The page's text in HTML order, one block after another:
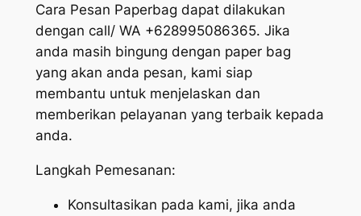
Cara Pesan Paperbag dapat dilakukan
dengan call/ WA +628995086365. Jika
anda masih bingung dengan paper bag
yang akan anda pesan, kami siap
membantu untuk menjelaskan dan
memberikan pelayanan yang terbaik kepada
anda.
Langkah Pemesanan:
Konsultasikan pada kami, jika anda